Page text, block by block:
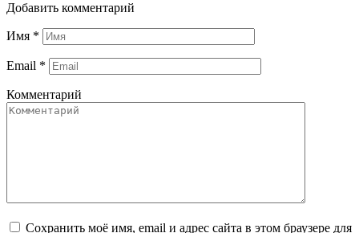
Добавить комментарий
Имя *
Email *
Комментарий
Сохранить моё имя, email и адрес сайта в этом браузере для